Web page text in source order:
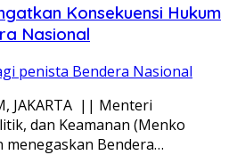
Konsekuensi Hukum
Nasional
penista Bendera Nasional
JAKARTA || Menteri
dan Keamanan (Menko
menegaskan Bendera…